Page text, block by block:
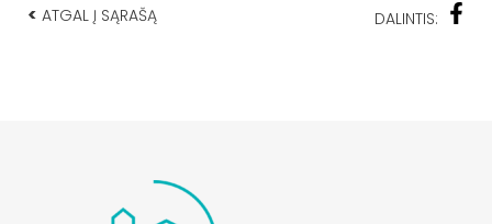
< ATGAL Į SĄRAŠĄ DALINTIS: